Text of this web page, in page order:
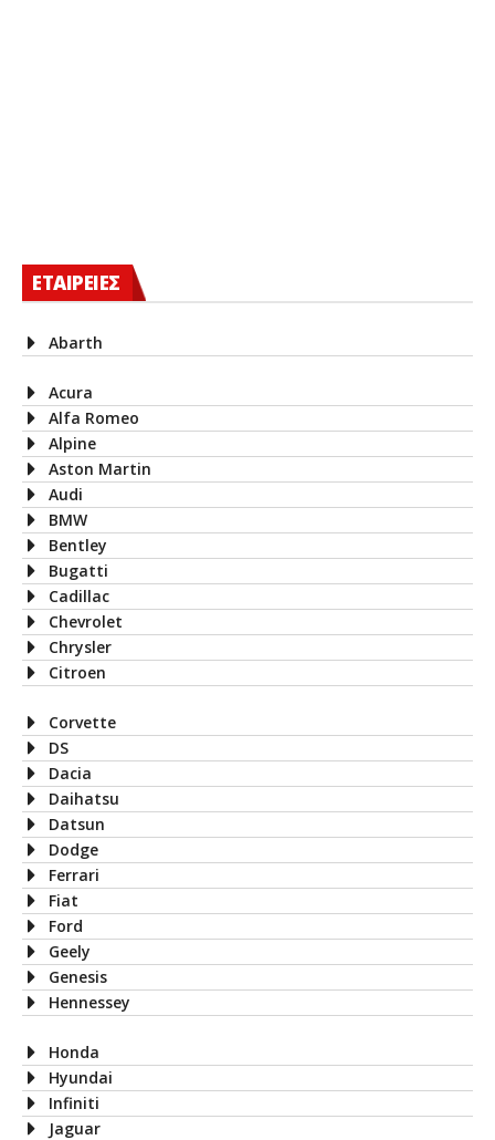
ΕΤΑΙΡΕΙΕΣ
Abarth
Acura
Alfa Romeo
Alpine
Aston Martin
Audi
BMW
Bentley
Bugatti
Cadillac
Chevrolet
Chrysler
Citroen
Corvette
DS
Dacia
Daihatsu
Datsun
Dodge
Ferrari
Fiat
Ford
Geely
Genesis
Hennessey
Honda
Hyundai
Infiniti
Jaguar